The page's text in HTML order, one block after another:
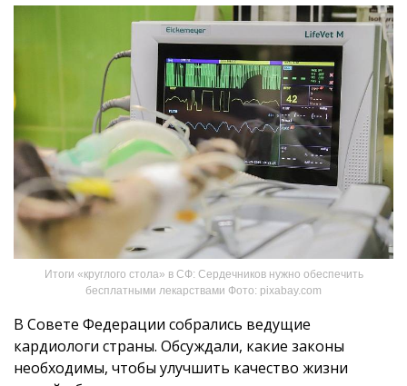
Итоги «круглого стола» в СФ: Сердечников нужно обеспечить
бесплатными лекарствами Фото: pixabay.com
В Совете Федерации собрались ведущие
кардиологи страны. Обсуждали, какие законы
необходимы, чтобы улучшить качество жизни